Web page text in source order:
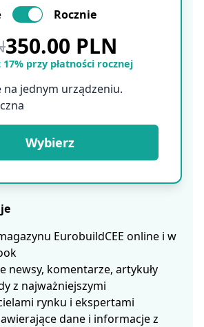
Rocznie
350.00 PLN
17% przy płatności rocznej
na jednym urządzeniu.
Wybierz
EurobuildCEE online i w
newsy, komentarze, artykuły
z najważniejszymi
rynku i ekspertami
dane i informacje z